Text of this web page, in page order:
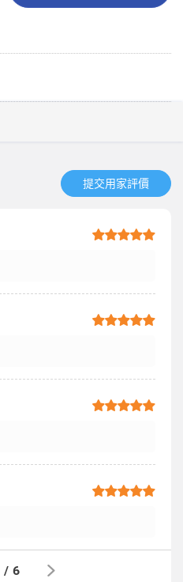
提交用家評價​
/ 6